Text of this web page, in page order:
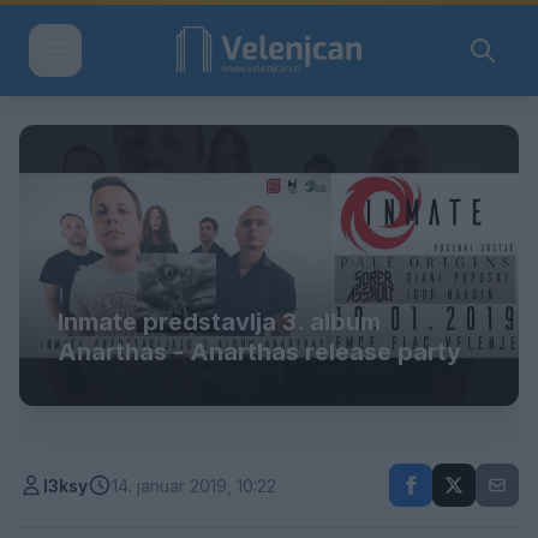
Inmate predstavlja 3. album
Anarthas - Anarthas release party
l3ksy 14. januar 2019, 10:22